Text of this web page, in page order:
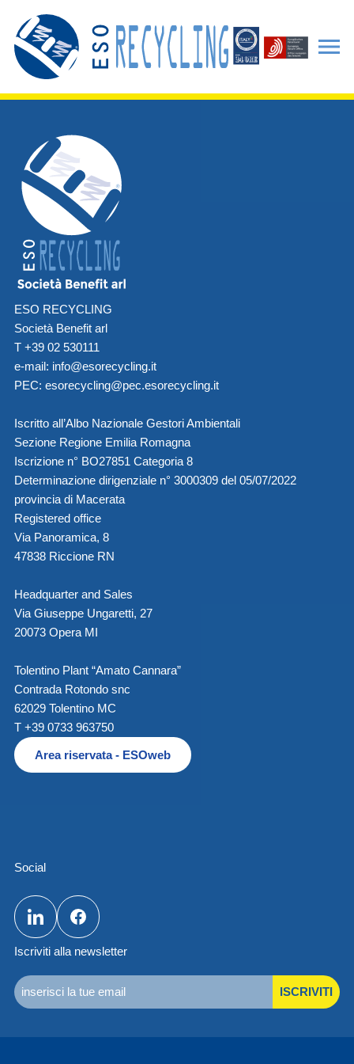
ESO RECYCLING
Società Benefit arl
T +39 02 530111
e-mail: info@esorecycling.it
PEC: esorecycling@pec.esorecycling.it
Iscritto all’Albo Nazionale Gestori Ambientali
Sezione Regione Emilia Romagna
Iscrizione n° BO27851 Categoria 8
Determinazione dirigenziale n° 3000309 del 05/07/2022
provincia di Macerata
Registered office
Via Panoramica, 8
47838 Riccione RN
Headquarter and Sales
Via Giuseppe Ungaretti, 27
20073 Opera MI
Tolentino Plant “Amato Cannara”
Contrada Rotondo snc
62029 Tolentino MC
T +39 0733 963750
Area riservata - ESOweb
Social
Iscriviti alla newsletter
ISCRIVITI